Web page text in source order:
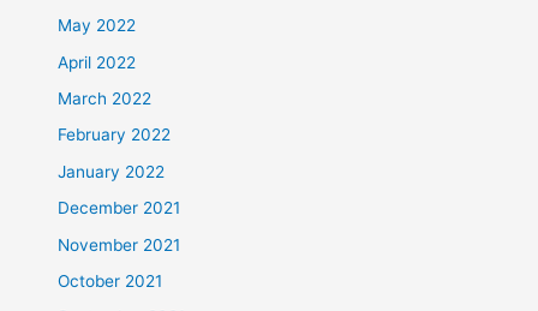
May 2022
April 2022
March 2022
February 2022
January 2022
December 2021
November 2021
October 2021